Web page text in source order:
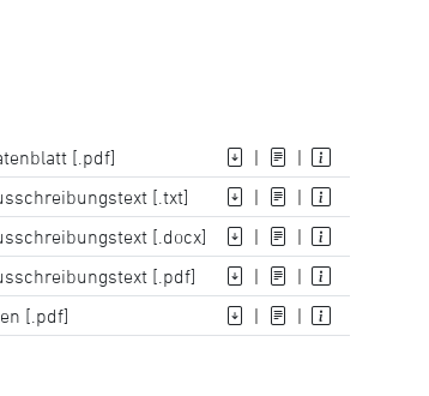
[.pdf] |
|
[.txt]
|
|
[.docx]
|
|
[.pdf]
|
|
[.pdf]
| |